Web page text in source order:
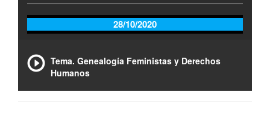
28/10/2020
Tema. Genealogía Feministas y Derechos
Humanos